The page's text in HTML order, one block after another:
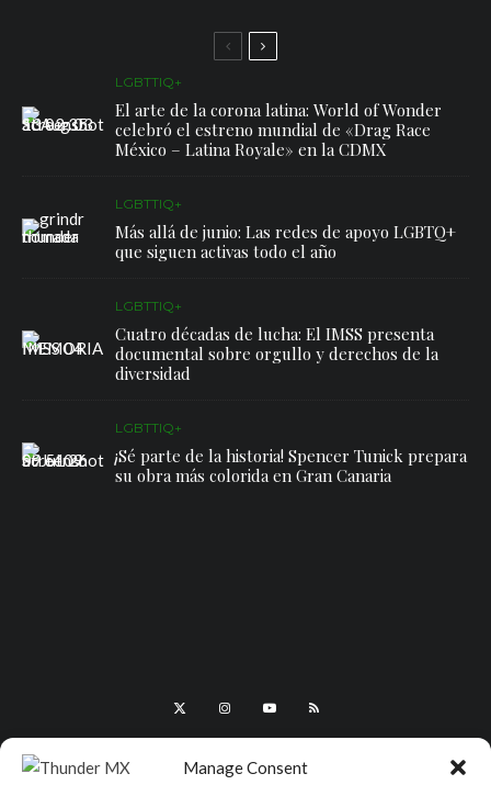
Manage Consent
LGBTTIQ+
El arte de la corona latina: World of Wonder
celebró el estreno mundial de «Drag Race
México – Latina Royale» en la CDMX
LGBTTIQ+
Más allá de junio: Las redes de apoyo LGBTQ+
que siguen activas todo el año
LGBTTIQ+
Cuatro décadas de lucha: El IMSS presenta
documental sobre orgullo y derechos de la
diversidad
LGBTTIQ+
¡Sé parte de la historia! Spencer Tunick prepara
su obra más colorida en Gran Canaria